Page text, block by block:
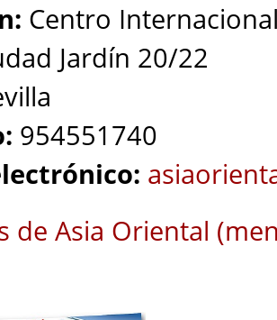
Centro
Jardín 20/22
954551740
de Asia Oriental